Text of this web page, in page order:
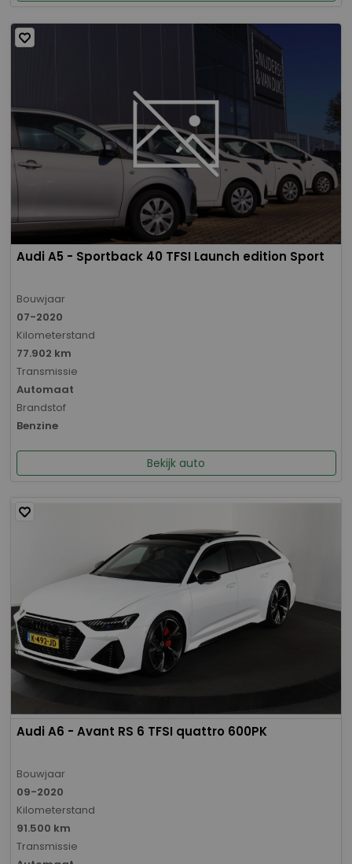
Audi A5 - Sportback 40 TFSI Launch edition Sport
Bouwjaar
07-2020
Kilometerstand
77.902 km
Transmissie
Automaat
Brandstof
Benzine
Bekijk auto
Audi A6 - Avant RS 6 TFSI quattro 600PK
Bouwjaar
09-2020
Kilometerstand
91.500 km
Transmissie